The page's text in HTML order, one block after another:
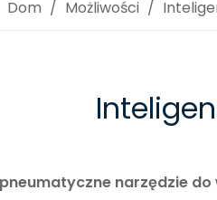
Dom / Możliwości /
pneumatyczne narzędzie